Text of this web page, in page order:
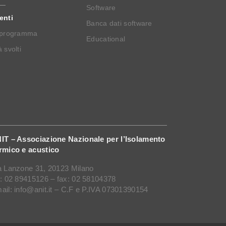
svolti
Software
Banca dati software
Educational
– Associazione Nazionale per l’Isolamento
e acustico
Lanzone 31, 20123 Milano
02 89415126 – fax: 02 58104378
info@anit.it – C.F e P.IVA 07301390154